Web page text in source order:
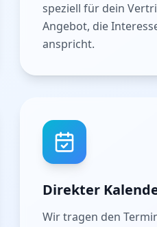
speziell für dein
Angebot, die
anspricht.
Direkter
Wir tragen den